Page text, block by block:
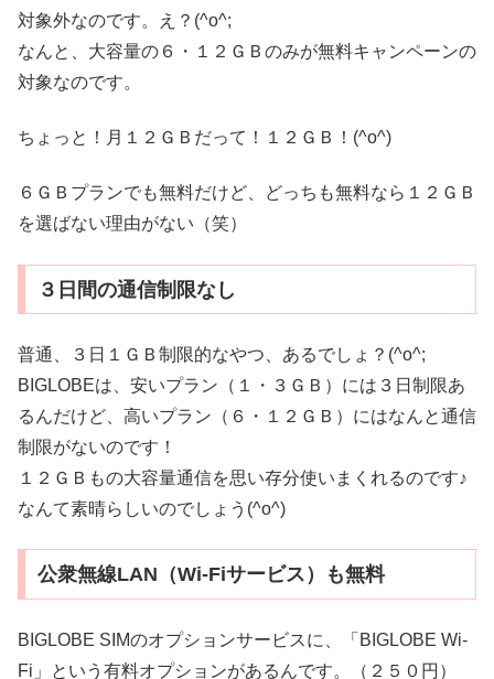
対象外なのです。え？(^o^;
なんと、大容量の６・１２ＧＢのみが無料キャンペーンの
対象なのです。
ちょっと！月１２ＧＢだって！１２ＧＢ！(^o^)
６ＧＢプランでも無料だけど、どっちも無料なら１２ＧＢ
を選ばない理由がない（笑）
３日間の通信制限なし
普通、３日１ＧＢ制限的なやつ、あるでしょ？(^o^;
BIGLOBEは、安いプラン（１・３ＧＢ）には３日制限あ
るんだけど、高いプラン（６・１２ＧＢ）にはなんと通信
制限がないのです！
１２ＧＢもの大容量通信を思い存分使いまくれるのです♪
なんて素晴らしいのでしょう(^o^)
公衆無線LAN（Wi-Fiサービス）も無料
BIGLOBE SIMのオプションサービスに、「BIGLOBE Wi-
Fi」という有料オプションがあるんです。（２５０円）